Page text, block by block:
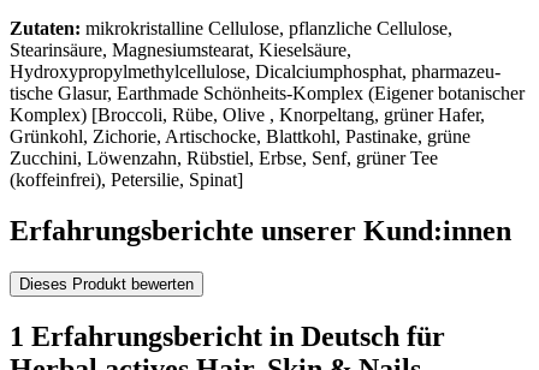
Zutaten: mikrokristalline Cellulose, pflanzliche Cellulose,
Stearinsäure, Magnesiumstearat, Kieselsäure,
Hydroxypropylmethylcellulose, Dicalciumphosphat, pharmazeu­
tische Glasur, Earthmade Schönheits-Komplex (Eigener botanischer
Komplex) [Broccoli, Rübe, Olive , Knorpeltang, grüner Hafer,
Grünkohl, Zichorie, Artischocke, Blattkohl, Pastinake, grüne
Zucchini, Löwenzahn, Rübstiel, Erbse, Senf, grüner Tee
(koffeinfrei), Petersilie, Spinat]
Erfahrungsberichte unserer Kund:innen
Dieses Produkt bewerten
1 Erfahrungsbericht in Deutsch für